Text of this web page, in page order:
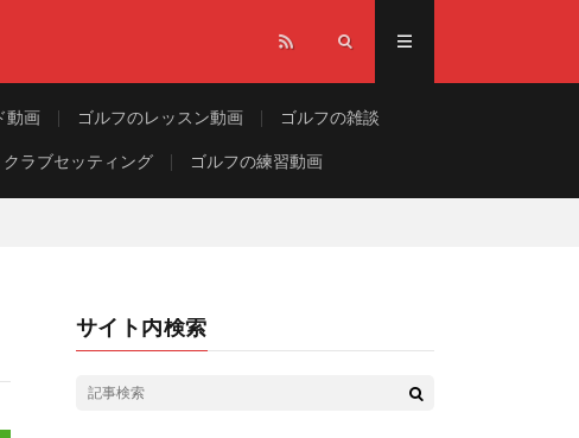
動画 ゴルフのレッスン動画 ゴルフの雑談
クラブセッティング ゴルフの練習動画
サイト内検索